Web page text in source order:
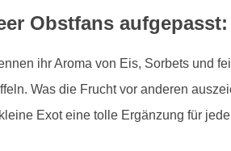
Obstfans
ihr Aroma von Eis, Sorbets und
Was die Frucht vor anderen
Exot eine tolle Ergänzung für